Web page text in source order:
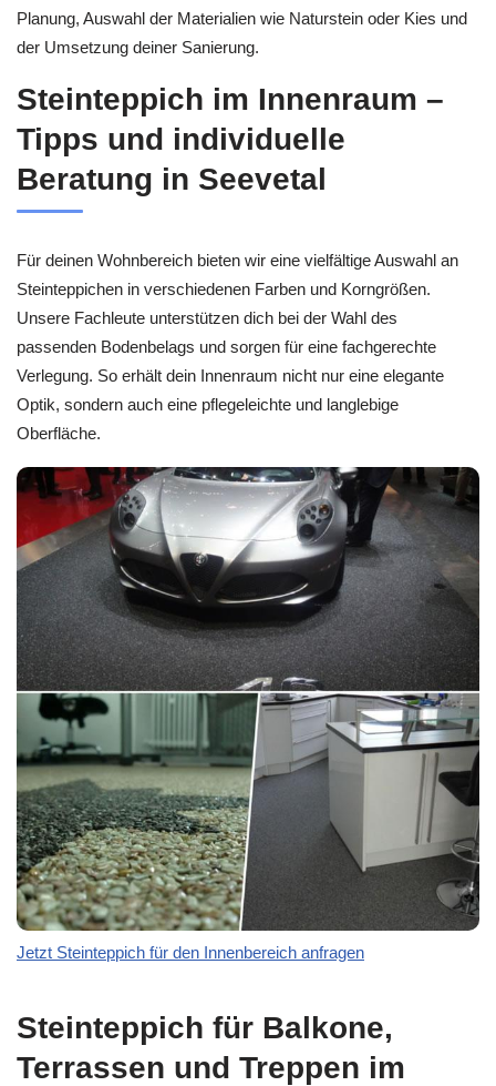
Planung, Auswahl der Materialien wie Naturstein oder Kies und
der Umsetzung deiner Sanierung.
Steinteppich im Innenraum –
Tipps und individuelle
Beratung in Seevetal
Für deinen Wohnbereich bieten wir eine vielfältige Auswahl an
Steinteppichen in verschiedenen Farben und Korngrößen.
Unsere Fachleute unterstützen dich bei der Wahl des
passenden Bodenbelags und sorgen für eine fachgerechte
Verlegung. So erhält dein Innenraum nicht nur eine elegante
Optik, sondern auch eine pflegeleichte und langlebige
Oberfläche.
Jetzt Steinteppich für den Innenbereich anfragen
Steinteppich für Balkone,
Terrassen und Treppen im